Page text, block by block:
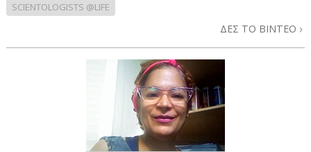
SCIENTOLOGISTS @LIFE
ΔΕΣ ΤΟ ΒΙΝΤΕΟ